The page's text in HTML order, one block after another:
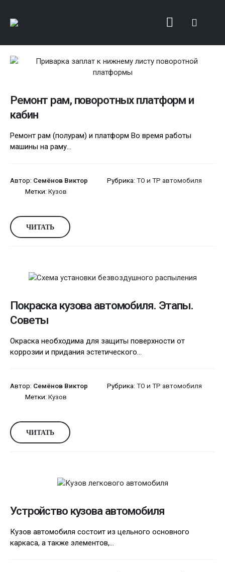
Ремонт рам, поворотных платформ и
кабин
Ремонт рам (полурам) и платформ Во время работы
машины на раму...
Автор: Семёнов Виктор Рубрика: ТО и ТР автомобиля
Метки: Кузов
ЧИТАТЬ
Покраска кузова автомобиля. Этапы.
Советы
Окраска необходима для защиты поверхности от
коррозии и придания эстетического...
Автор: Семёнов Виктор Рубрика: ТО и ТР автомобиля
Метки: Кузов
ЧИТАТЬ
Устройство кузова автомобиля
Кузов автомобиля состоит из цельного основного
каркаса, а также элементов,...